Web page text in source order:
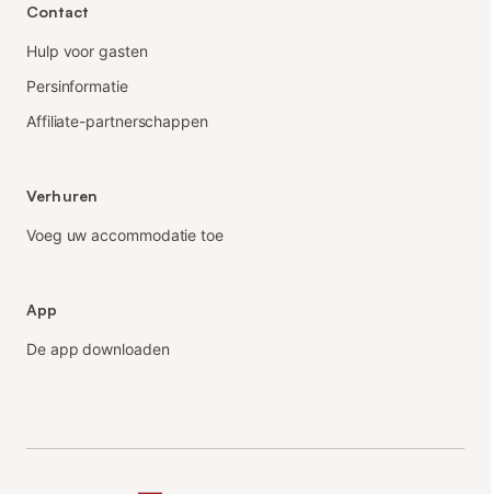
Contact
Hulp voor gasten
Persinformatie
Affiliate-partnerschappen
Verhuren
Voeg uw accommodatie toe
App
De app downloaden